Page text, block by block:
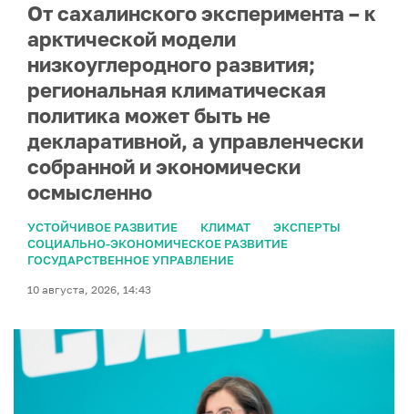
От сахалинского эксперимента – к
арктической модели
низкоуглеродного развития;
региональная климатическая
политика может быть не
декларативной, а управленчески
собранной и экономически
осмысленно
УСТОЙЧИВОЕ РАЗВИТИЕ КЛИМАТ
ЭКСПЕРТЫ
СОЦИАЛЬНО-ЭКОНОМИЧЕСКОЕ РАЗВИТИЕ
ГОСУДАРСТВЕННОЕ УПРАВЛЕНИЕ
10 августа, 2026, 14:43